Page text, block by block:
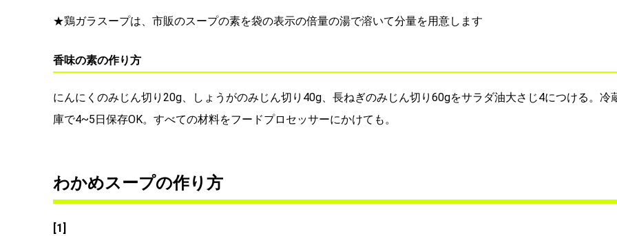
★鶏ガラスープは、市販のスープの素を袋の表示の倍量の湯で溶いて分量を用意します
香味の素の作り方
にんにくのみじん切り20g、しょうがのみじん切り40g、長ねぎのみじん切り60gをサラダ油大さじ4につける。冷
庫で4~5日保存OK。すべての材料をフードプロセッサーにかけても。
わかめスープの作り方
[1]